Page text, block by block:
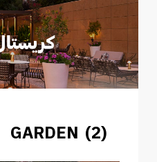
GARDEN (2)